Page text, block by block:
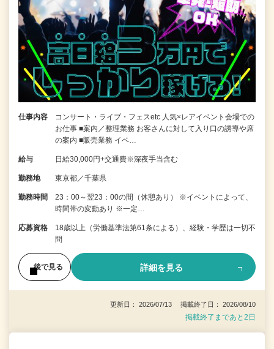
仕事内容
コンサート・ライブ・フェスetc 人気×レアイベント会場での
お仕事 ■案内／整理業務 お客さんに対して入り口の誘導や席
の案内 ■販売業務 イベ…
給与 日給30,000円+交通費※深夜手当含む
勤務地 東京都／千葉県
勤務時間
23：00～翌23：00の間（休憩あり） ※イベントによって、
時間帯の変動あり ※一定…
応募資格
18歳以上（労働基準法第61条による）、経験・学歴は一切不
問
後で見る 詳細を見る
更新日： 2026/07/13 掲載終了日： 2026/08/10
掲載終了まであと2日